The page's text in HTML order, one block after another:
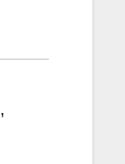
,